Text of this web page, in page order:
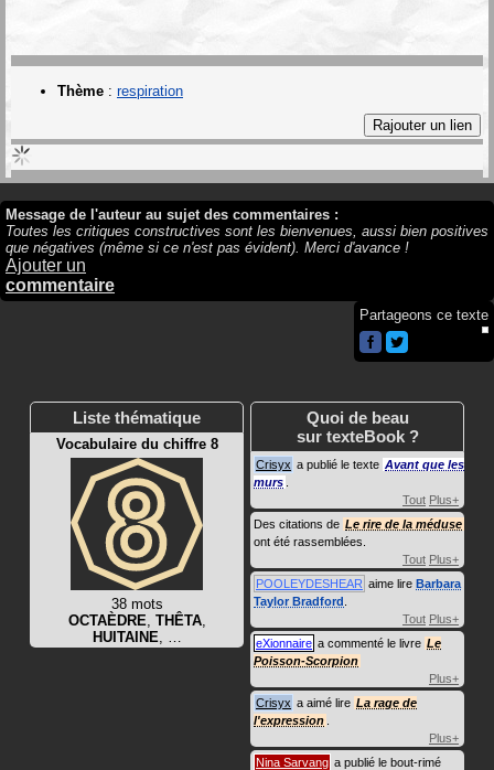
Thème : respiration
Message de l'auteur au sujet des commentaires :
Toutes les critiques constructives sont les bienvenues, aussi bien positives
que négatives (même si ce n'est pas évident). Merci d'avance !
Ajouter un
commentaire
Partageons ce texte
Liste thématique
Vocabulaire du chiffre 8
38 mots
OCTAÈDRE THÊTA,
HUITAINE
Quoi de beau
sur texteBook ?
Crisyx a publié le texte Avant que les
murs
Tout Plus+
Des citations de Le rire de la méduse
ont été rassemblées.
Tout Plus+
POOLEYDESHEAR aime lire Barbara
Taylor Bradford
Tout Plus+
eXionnaire a commenté le livre Le
Poisson-Scorpion
Plus+
Crisyx a aimé lire La rage de
l'expression
Plus+
Nina Sarvang a publié le bout-rimé